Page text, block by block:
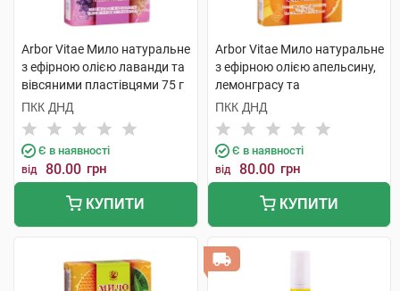
Arbor Vitae Мило натуральне
з ефірною олією лаванди та
вівсяними пластівцями 75 г
1 шт
ПКК ДНД
Є в наявності
від 80.00 грн
КУПИТИ
Arbor Vitae Мило натуральне
з ефірною олією апельсину,
лемонграсу та
апельсиновою цедрою 75 г 1
шт
ПКК ДНД
Є в наявності
від 80.00 грн
КУПИТИ